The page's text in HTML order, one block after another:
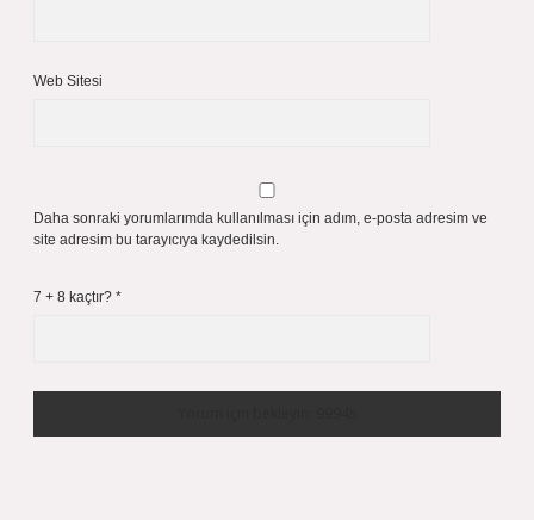
Web Sitesi
Daha sonraki yorumlarımda kullanılması için adım, e-posta adresim ve
site adresim bu tarayıcıya kaydedilsin.
7 + 8 kaçtır? *